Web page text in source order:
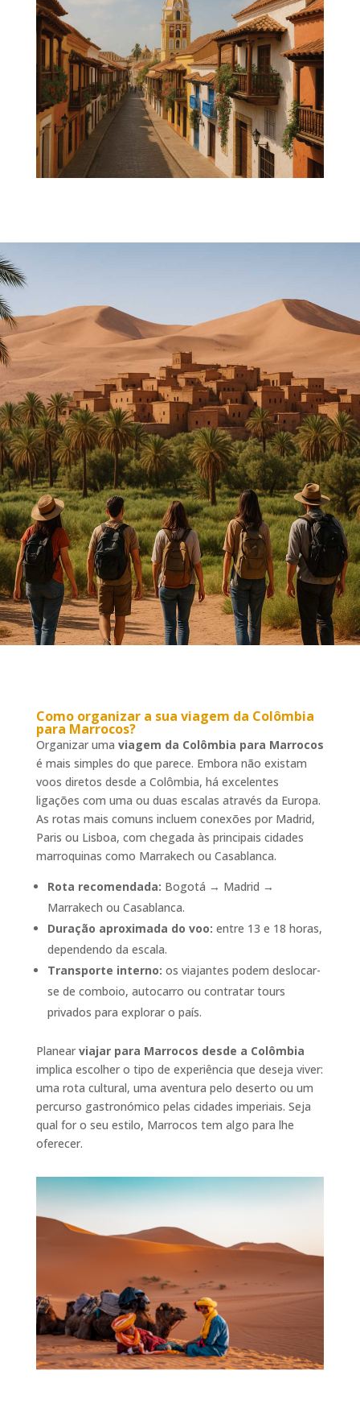
Como organizar a sua viagem da Colômbia
para Marrocos?
Organizar uma viagem da Colômbia para Marrocos
é mais simples do que parece. Embora não existam
voos diretos desde a Colômbia, há excelentes
ligações com uma ou duas escalas através da Europa.
As rotas mais comuns incluem conexões por Madrid,
Paris ou Lisboa, com chegada às principais cidades
marroquinas como Marrakech ou Casablanca.
Rota recomendada: Bogotá → Madrid →
Marrakech ou Casablanca.
Duração aproximada do voo: entre 13 e 18 horas,
dependendo da escala.
Transporte interno: os viajantes podem deslocar-
se de comboio, autocarro ou contratar tours
privados para explorar o país.
Planear viajar para Marrocos desde a Colômbia
implica escolher o tipo de experiência que deseja viver:
uma rota cultural, uma aventura pelo deserto ou um
percurso gastronómico pelas cidades imperiais. Seja
qual for o seu estilo, Marrocos tem algo para lhe
oferecer.